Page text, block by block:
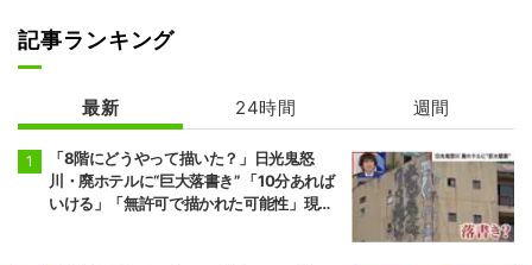
記事ランキング
最新 24時間 週間
「8階にどうやって描いた？」日光鬼怒
川・廃ホテルに“巨大落書き” 「10分あれば
いける」「無許可で描かれた可能性」現役